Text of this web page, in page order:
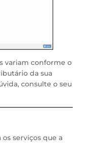
variam conforme o
da sua
consulte o seu
os serviços que a